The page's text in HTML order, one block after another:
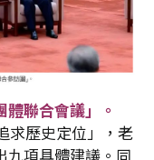
聯合會議」。
求歷史定位」，老
九項具體建議。同